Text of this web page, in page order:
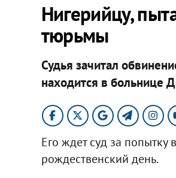
Нигерийцу,
тюрьмы
Судья зачитал
находится в больнице
Его ждет суд за
рождественский день.